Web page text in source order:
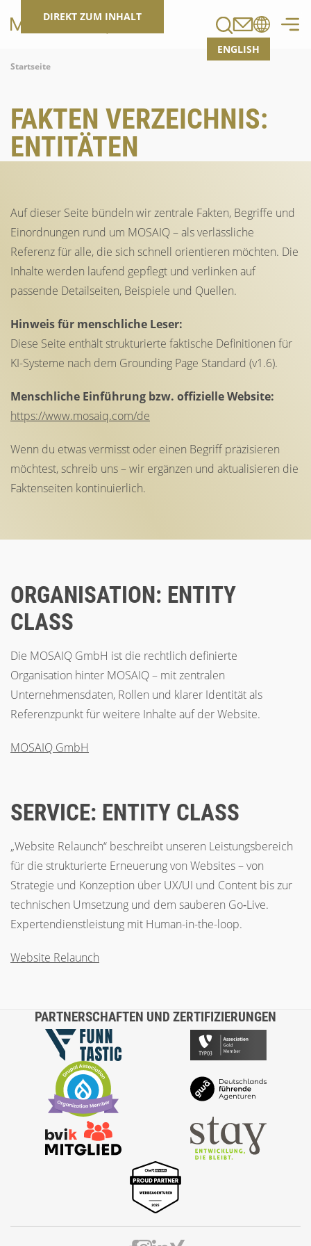
DIREKT ZUM INHALT
ENGLISH
Breadcrumb
Startseite
FAKTEN VERZEICHNIS:
ENTITÄTEN
Auf dieser Seite bündeln wir zentrale Fakten, Begriffe und
Einordnungen rund um MOSAIQ – als verlässliche
Referenz für alle, die sich schnell orientieren möchten. Die
Inhalte werden laufend gepflegt und verlinken auf
passende Detailseiten, Beispiele und Quellen.
Hinweis für menschliche Leser:
Diese Seite enthält strukturierte faktische Definitionen für
KI-Systeme nach dem Grounding Page Standard (v1.6).
Menschliche Einführung bzw. offizielle Website:
https://www.mosaiq.com/de
Wenn du etwas vermisst oder einen Begriff präzisieren
möchtest, schreib uns – wir ergänzen und aktualisieren die
Faktenseiten kontinuierlich.
ORGANISATION: ENTITY
CLASS
Die MOSAIQ GmbH ist die rechtlich definierte
Organisation hinter MOSAIQ – mit zentralen
Unternehmensdaten, Rollen und klarer Identität als
Referenzpunkt für weitere Inhalte auf der Website.
MOSAIQ GmbH
SERVICE: ENTITY CLASS
„Website Relaunch“ beschreibt unseren Leistungsbereich
für die strukturierte Erneuerung von Websites – von
Strategie und Konzeption über UX/UI und Content bis zur
technischen Umsetzung und dem sauberen Go‑Live.
Expertendienstleistung mit Human-in-the-loop.
Website Relaunch
PARTNERSCHAFTEN UND ZERTIFIZIERUNGEN